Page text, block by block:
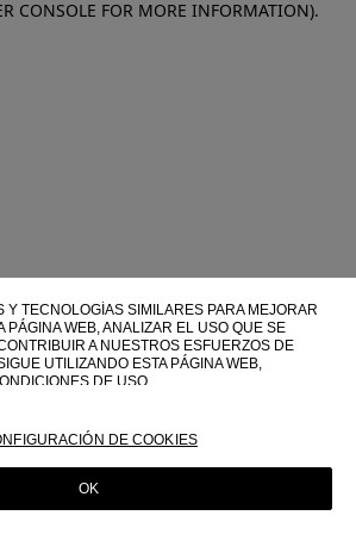
CONSOLE FOR MORE INFORMATION).
Y TECNOLOGÍAS SIMILARES PARA MEJORAR
PÁGINA WEB, ANALIZAR EL USO QUE SE
A NUESTROS ESFUERZOS DE
UTILIZANDO ESTA PÁGINA WEB,
DE USO.
PÁGINA WEB, CONSULTE NUESTRA
DE COOKIES
OK